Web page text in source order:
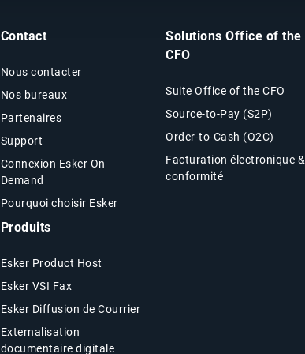
Contact
Nous contacter
Nos bureaux
Partenaires
Support
Connexion Esker On
Demand
Pourquoi choisir Esker
Solutions Office of the
CFO
Suite Office of the CFO
Source-to-Pay (S2P)
Order-to-Cash (O2C)
Facturation électronique &
conformité
Produits
Esker Product Host
Esker VSI Fax
Esker Diffusion de Courrier
Externalisation
documentaire digitale